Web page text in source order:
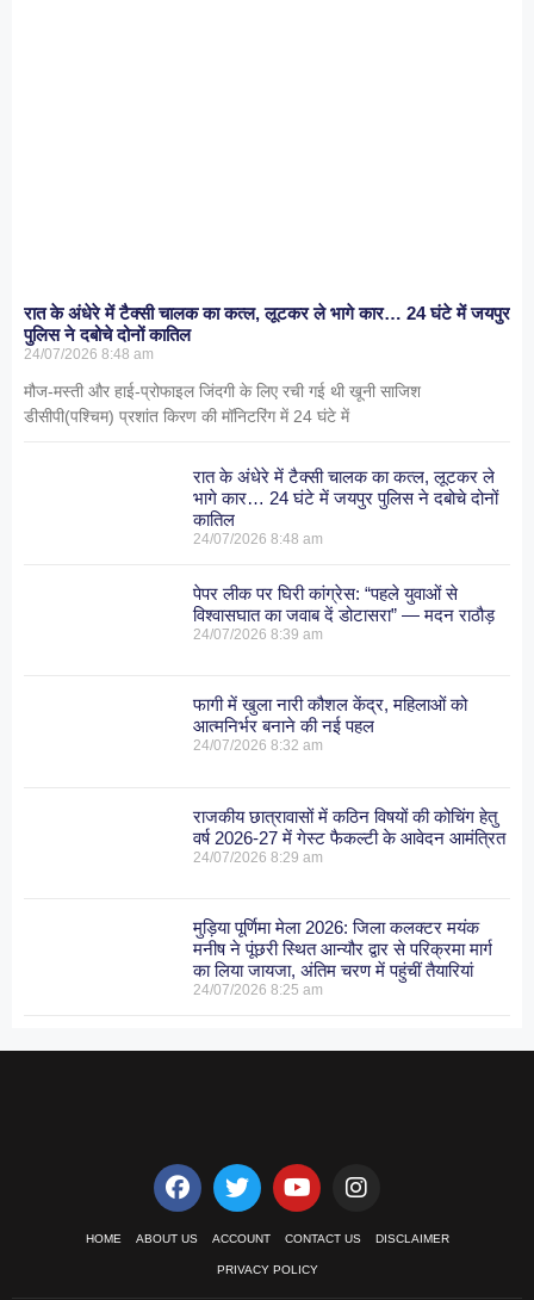
रात के अंधेरे में टैक्सी चालक का कत्ल, लूटकर ले भागे कार… 24 घंटे में जयपुर
पुलिस ने दबोचे दोनों कातिल
24/07/2026 8:48 am
मौज-मस्ती और हाई-प्रोफाइल जिंदगी के लिए रची गई थी खूनी साजिश
डीसीपी(पश्चिम) प्रशांत किरण की मॉनिटरिंग में 24 घंटे में
रात के अंधेरे में टैक्सी चालक का कत्ल, लूटकर ले
भागे कार… 24 घंटे में जयपुर पुलिस ने दबोचे दोनों
कातिल
24/07/20268:48 am
पेपर लीक पर घिरी कांग्रेस: “पहले युवाओं से
विश्वासघात का जवाब दें डोटासरा” — मदन राठौड़
24/07/20268:39 am
फागी में खुला नारी कौशल केंद्र, महिलाओं को
आत्मनिर्भर बनाने की नई पहल
24/07/20268:32 am
राजकीय छात्रावासों में कठिन विषयों की कोचिंग हेतु
वर्ष 2026-27 में गेस्ट फैकल्टी के आवेदन आमंत्रित
24/07/20268:29 am
मुड़िया पूर्णिमा मेला 2026: जिला कलक्टर मयंक
मनीष ने पूंछरी स्थित आन्यौर द्वार से परिक्रमा मार्ग
का लिया जायजा, अंतिम चरण में पहुंचीं तैयारियां
24/07/20268:25 am
HOME ABOUT US ACCOUNT CONTACT US DISCLAIMER
PRIVACY POLICY